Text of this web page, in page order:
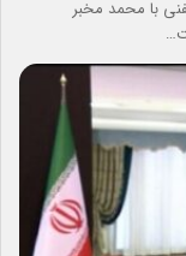
با محمد مخبر